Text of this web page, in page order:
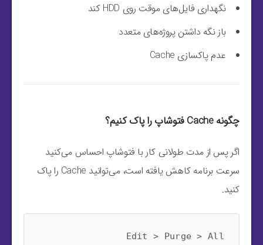
نگهداری فایل‌های موقت روی HDD کند
باز نگه داشتن پروژه‌های متعدد
عدم پاکسازی Cache
چگونه Cache فتوشاپ را پاک کنیم؟
اگر پس از مدت طولانی کار با فتوشاپ احساس می‌کنید
سرعت برنامه کاهش یافته است، می‌توانید Cache را پاک
کنید.
Edit > Purge > All